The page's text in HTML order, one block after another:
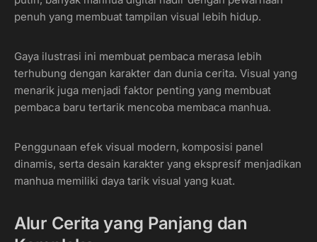
penuh yang membuat tampilan visual lebih hidup.
Gaya ilustrasi ini membuat pembaca merasa lebih
terhubung dengan karakter dan dunia cerita. Visual yang
menarik juga menjadi faktor penting yang membuat
pembaca baru tertarik mencoba membaca manhua.
Penggunaan efek visual modern, komposisi panel
dinamis, serta desain karakter yang ekspresif menjadikan
manhua memiliki daya tarik visual yang kuat.
Alur Cerita yang Panjang dan